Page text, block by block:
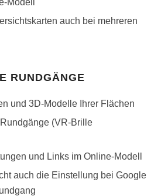
auch bei mehreren
RUNDGÄNGE
und 3D-Modelle Ihrer Flächen
(VR-Brille
und Links im Online-Modell
auch die Einstellung bei Google